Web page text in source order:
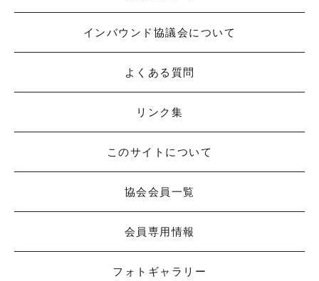
インバウンド協議会について
よくある質問
リンク集
このサイトについて
協会会員一覧
会員専用情報
フォトギャラリー